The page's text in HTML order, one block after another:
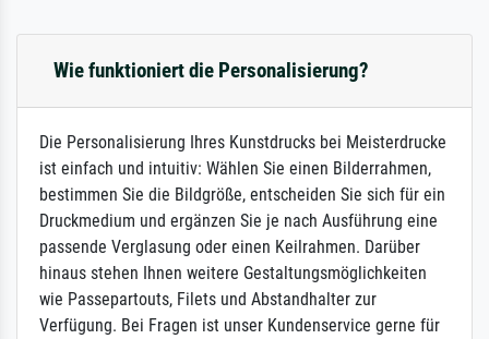
Wie funktioniert die Personalisierung?
Die Personalisierung Ihres Kunstdrucks bei Meisterdrucke
ist einfach und intuitiv: Wählen Sie einen Bilderrahmen,
bestimmen Sie die Bildgröße, entscheiden Sie sich für ein
Druckmedium und ergänzen Sie je nach Ausführung eine
passende Verglasung oder einen Keilrahmen. Darüber
hinaus stehen Ihnen weitere Gestaltungsmöglichkeiten
wie Passepartouts, Filets und Abstandhalter zur
Verfügung. Bei Fragen ist unser Kundenservice gerne für